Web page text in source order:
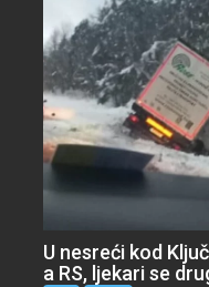
U nesreći kod
a RS, ljekari se